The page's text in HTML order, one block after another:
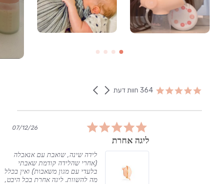
carousel
Carousel
4.8
364 חוות דעת
07/12/26
ליגה אחרת
לידה שינה, שואבת עם אנאבלה
(אחרי שהלידה קודמת שאבתי
בלעדי עם מגון משאבות) ואין בכלל
מה להשוות. ליגה אחרת בכל היבט,